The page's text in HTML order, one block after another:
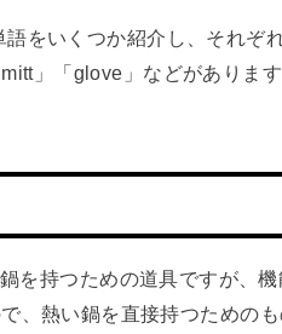
語をいくつか紹介し、それぞ
」「glove」などがありま
を持つための道具ですが、
、熱い鍋を直接持つための